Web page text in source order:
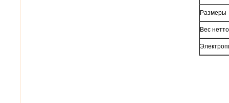
Размеры
Вес